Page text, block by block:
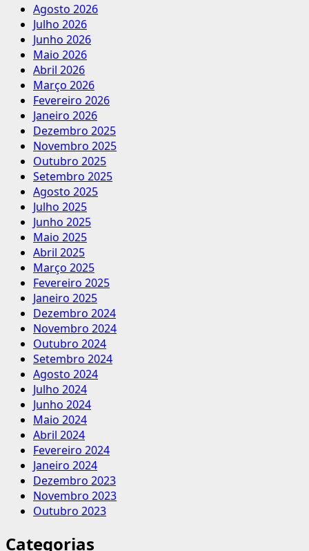
Agosto 2026
Julho 2026
Junho 2026
Maio 2026
Abril 2026
Março 2026
Fevereiro 2026
Janeiro 2026
Dezembro 2025
Novembro 2025
Outubro 2025
Setembro 2025
Agosto 2025
Julho 2025
Junho 2025
Maio 2025
Abril 2025
Março 2025
Fevereiro 2025
Janeiro 2025
Dezembro 2024
Novembro 2024
Outubro 2024
Setembro 2024
Agosto 2024
Julho 2024
Junho 2024
Maio 2024
Abril 2024
Fevereiro 2024
Janeiro 2024
Dezembro 2023
Novembro 2023
Outubro 2023
Categorias